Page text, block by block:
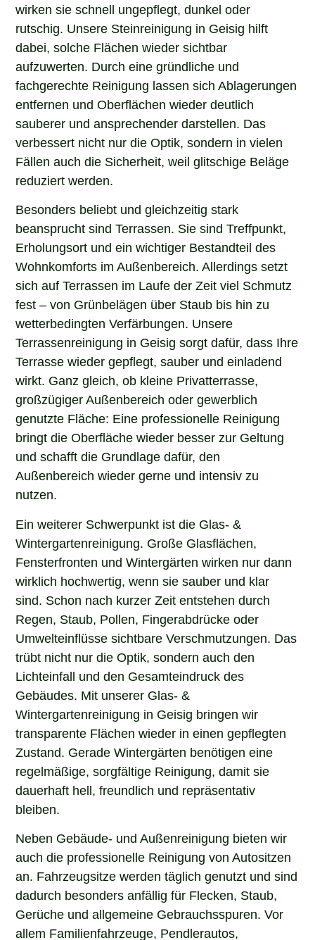
wirken sie schnell ungepflegt, dunkel oder
rutschig. Unsere Steinreinigung in Geisig hilft
dabei, solche Flächen wieder sichtbar
aufzuwerten. Durch eine gründliche und
fachgerechte Reinigung lassen sich Ablagerungen
entfernen und Oberflächen wieder deutlich
sauberer und ansprechender darstellen. Das
verbessert nicht nur die Optik, sondern in vielen
Fällen auch die Sicherheit, weil glitschige Beläge
reduziert werden.
Besonders beliebt und gleichzeitig stark
beansprucht sind Terrassen. Sie sind Treffpunkt,
Erholungsort und ein wichtiger Bestandteil des
Wohnkomforts im Außenbereich. Allerdings setzt
sich auf Terrassen im Laufe der Zeit viel Schmutz
fest – von Grünbelägen über Staub bis hin zu
wetterbedingten Verfärbungen. Unsere
Terrassenreinigung in Geisig sorgt dafür, dass Ihre
Terrasse wieder gepflegt, sauber und einladend
wirkt. Ganz gleich, ob kleine Privatterrasse,
großzügiger Außenbereich oder gewerblich
genutzte Fläche: Eine professionelle Reinigung
bringt die Oberfläche wieder besser zur Geltung
und schafft die Grundlage dafür, den
Außenbereich wieder gerne und intensiv zu
nutzen.
Ein weiterer Schwerpunkt ist die Glas- &
Wintergartenreinigung. Große Glasflächen,
Fensterfronten und Wintergärten wirken nur dann
wirklich hochwertig, wenn sie sauber und klar
sind. Schon nach kurzer Zeit entstehen durch
Regen, Staub, Pollen, Fingerabdrücke oder
Umwelteinflüsse sichtbare Verschmutzungen. Das
trübt nicht nur die Optik, sondern auch den
Lichteinfall und den Gesamteindruck des
Gebäudes. Mit unserer Glas- &
Wintergartenreinigung in Geisig bringen wir
transparente Flächen wieder in einen gepflegten
Zustand. Gerade Wintergärten benötigen eine
regelmäßige, sorgfältige Reinigung, damit sie
dauerhaft hell, freundlich und repräsentativ
bleiben.
Neben Gebäude- und Außenreinigung bieten wir
auch die professionelle Reinigung von Autositzen
an. Fahrzeugsitze werden täglich genutzt und sind
dadurch besonders anfällig für Flecken, Staub,
Gerüche und allgemeine Gebrauchsspuren. Vor
allem Familienfahrzeuge, Pendlerautos,